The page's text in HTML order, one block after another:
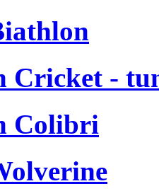
Cricket -
Colibri